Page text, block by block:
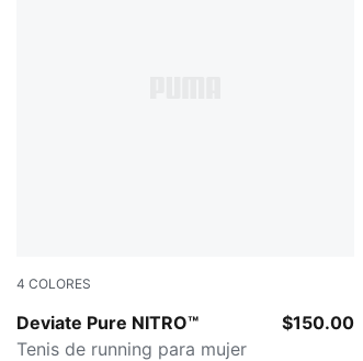
4 COLORES
Deviate Pure NITRO™
PUMA Black-PUMA Silver
Tenis de running para mujer
$150.00